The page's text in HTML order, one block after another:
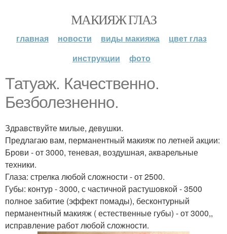
МАКИЯЖ ГЛАЗ
главная новости виды макияжа
цвет глаз
инструкции
фото
Татуаж. Качественно.
Безболезненно.
Здравствуйте милые, девушки.
Предлагаю вам, перманентный макияж по летней акции:
Брови - от 3000, теневая, воздушная, акварельные
техники.
Глаза: стрелка любой сложности - от 2500.
Губы: контур - 3000, с частичной растушовкой - 3500
полное забитие (эффект помады), бесконтурный
перманентный макияж ( естественные губы) - от 3000,,
исправление работ любой сложности.